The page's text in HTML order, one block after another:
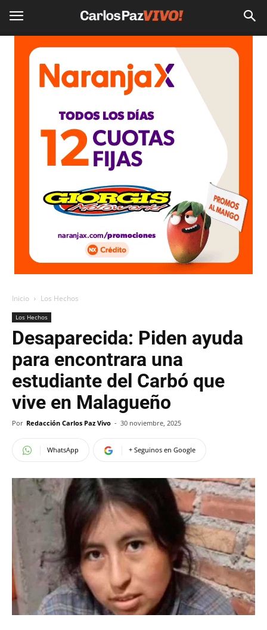
Inicio Los Hechos
Los Hechos
Desaparecida: Piden ayuda
para encontrara una
estudiante del Carbó que
vive en Malagueño
Por Redacción Carlos Paz Vivo - 30 noviembre, 2025
WhatsApp + Seguinos en Google